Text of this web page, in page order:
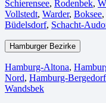
Schierensee, Rodenbek,
Vollstedt, Warder, Boksee,
Büdelsdorf, Schacht-
Hamburger Bezirke
Hamburg-Altona,
Nord, Hamburg-Bergedorf
Wandsbek